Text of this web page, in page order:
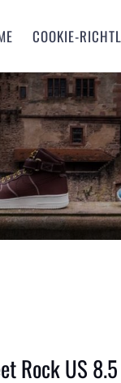
COOKIE-
Rock US